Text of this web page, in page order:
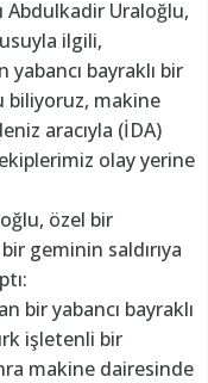
Abdulkadir Uraloğlu,
ilgili,
bayraklı bir
makine
aracıyla (İDA)
olay yerine
özel bir
geminin saldırıya
bir yabancı bayraklı
işletenli bir
makine dairesinde